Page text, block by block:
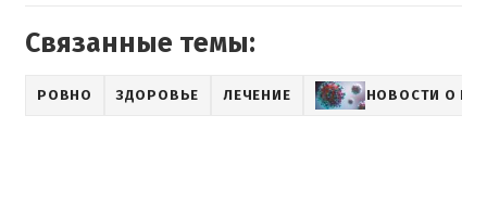
Связанные темы:
РОВНО ЗДОРОВЬЕ ЛЕЧЕНИЕ НОВОСТИ О